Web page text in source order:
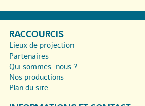
RACCOURCIS
Lieux de projection
Partenaires
Qui sommes-nous ?
Nos productions
Plan du site